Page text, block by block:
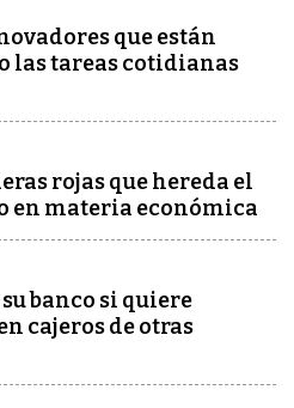
que están
las tareas cotidianas
rojas que hereda el
en materia económica
banco si quiere
cajeros de otras